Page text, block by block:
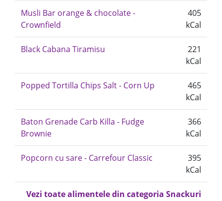
Musli Bar orange & chocolate -
Crownfield
405
kCal
Black Cabana Tiramisu
221
kCal
Popped Tortilla Chips Salt - Corn Up
465
kCal
Baton Grenade Carb Killa - Fudge
Brownie
366
kCal
Popcorn cu sare - Carrefour Classic
395
kCal
Vezi toate alimentele din categoria Snackuri